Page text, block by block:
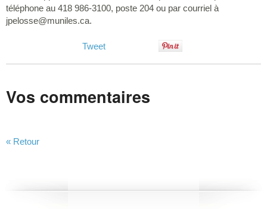
téléphone au 418 986-3100, poste 204 ou par courriel à
jpelosse@muniles.ca.
Tweet
Vos commentaires
« Retour